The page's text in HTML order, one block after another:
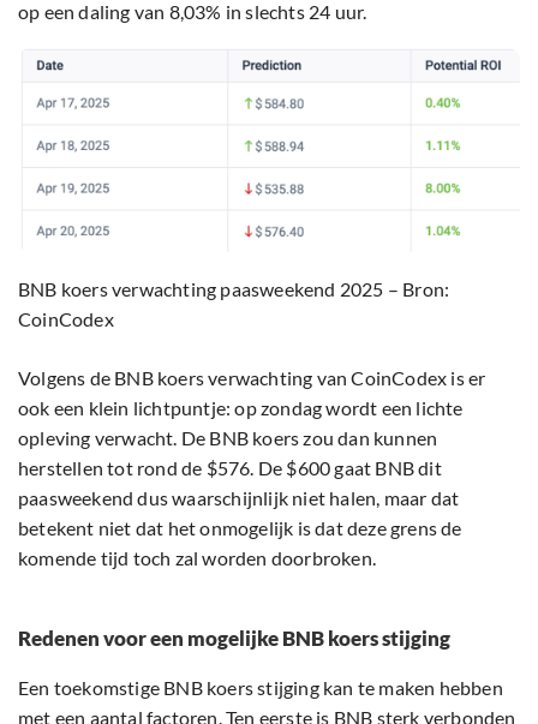
op een daling van 8,03% in slechts 24 uur.
BNB koers verwachting paasweekend 2025 – Bron:
CoinCodex
Volgens de BNB koers verwachting van CoinCodex is er
ook een klein lichtpuntje: op zondag wordt een lichte
opleving verwacht. De BNB koers zou dan kunnen
herstellen tot rond de $576. De $600 gaat BNB dit
paasweekend dus waarschijnlijk niet halen, maar dat
betekent niet dat het onmogelijk is dat deze grens de
komende tijd toch zal worden doorbroken.
Redenen voor een mogelijke BNB koers stijging
Een toekomstige BNB koers stijging kan te maken hebben
met een aantal factoren. Ten eerste is BNB sterk verbonden